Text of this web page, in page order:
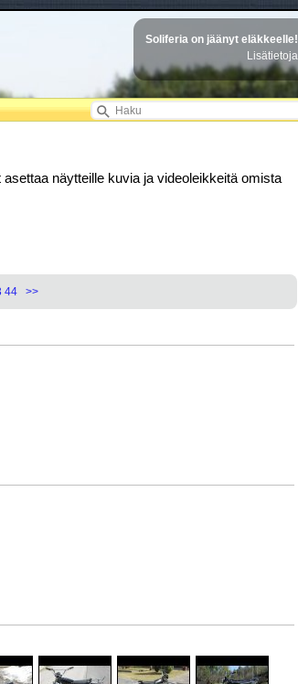
Soliferia on jäänyt eläkkeelle!
Lisätietoja
näytteille kuvia ja videoleikkeitä omista
44 >>